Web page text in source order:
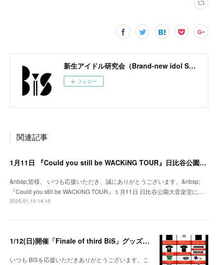
新生アイドル研究会（Brand-new idol Society）公式サイト / BiS OFFICIAL SITE
フォロー
関連記事
1月11日 『Could you still be WACKiNG TOUR』日比谷公園大音楽堂にてグッズ販売決定！
&nbsp;皆様、 いつも応援いただき、誠にありがとうございます。&nbsp;
『Could you still be WACKiNG TOUR』１月11日 日比谷公園大音楽堂に…
2025.01.10 14:15
1/12(日)開催「Finale of third BiS」グッズ販売時間・チケット特典のお知らせ
いつも BiSを応援いただきありがとうございます。こ